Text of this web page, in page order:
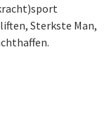
Sterkste Man,